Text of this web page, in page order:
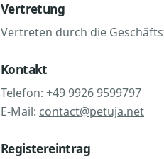
Vertretung
Vertreten durch die
Kontakt
Telefon: +49 9926 9599797
E-Mail: contact@petuja.net
Registereintrag